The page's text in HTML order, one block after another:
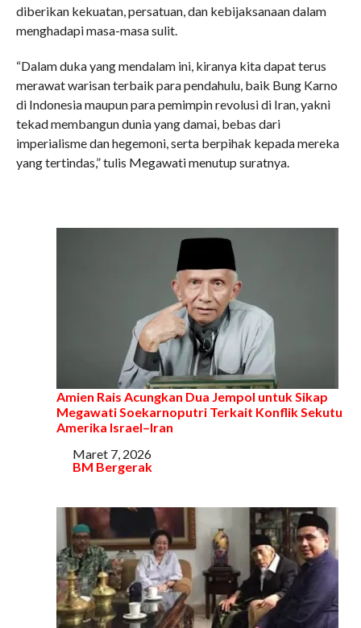
diberikan kekuatan, persatuan, dan kebijaksanaan dalam
menghadapi masa-masa sulit.
“Dalam duka yang mendalam ini, kiranya kita dapat terus
merawat warisan terbaik para pendahulu, baik Bung Karno
di Indonesia maupun para pemimpin revolusi di Iran, yakni
tekad membangun dunia yang damai, bebas dari
imperialisme dan hegemoni, serta berpihak kepada mereka
yang tertindas,” tulis Megawati menutup suratnya.
Amien Rais Acungkan Dua Jempol untuk Sikap
Megawati Soekarnoputri Terkait Konflik Sekutu
Amerika Israel–Iran
Tanggal
Maret 7, 2026
Sehubungan dengan
BM Bergerak